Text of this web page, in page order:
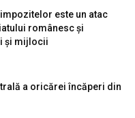
este un atac
românesc și
și mijlocii
a oricărei încăperi din